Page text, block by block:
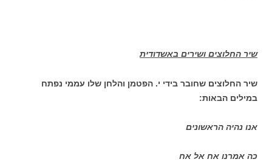
שיר החלוצים ושירים באשדודית
שיר החלוצים שחובר בידי י. הפטמן והלחן שלו עממי נפתח
במילים הבאות:
אנו נהיה הראשונים
כה אמרנו אח אל אח